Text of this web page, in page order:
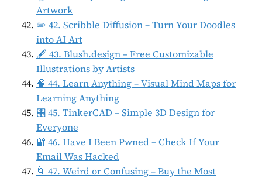
Artwork
✏️ 42. Scribble Diffusion – Turn Your Doodles
into AI Art
🖋️ 43. Blush.design – Free Customizable
Illustrations by Artists
🧠 44. Learn Anything – Visual Mind Maps for
Learning Anything
🎛️ 45. TinkerCAD – Simple 3D Design for
Everyone
🔐 46. Have I Been Pwned – Check If Your
Email Was Hacked
🌀 47. Weird or Confusing – Buy the Most